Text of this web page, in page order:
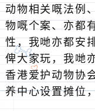
动物相关嘅法例
物嘅个案、亦都
性，我哋亦都安
俾大家玩，我哋
香港爱护动物协
养中心设置摊位